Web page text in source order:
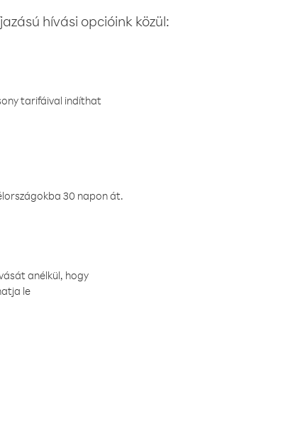
hívási opcióink közül:
tarifáival indíthat
30 napon át.
anélkül, hogy
le